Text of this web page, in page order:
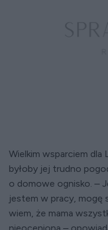
Wielkim wsparciem dla
byłoby jej trudno
o domowe ognisko. –
jestem w pracy, mogę
wiem, że mama